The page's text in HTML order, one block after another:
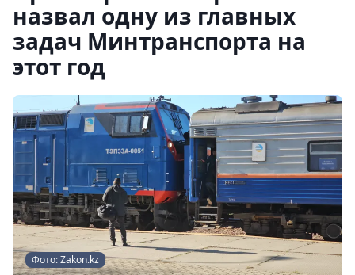
назвал одну из главных
задач Минтранспорта на
этот год
Фото: Zakon.kz